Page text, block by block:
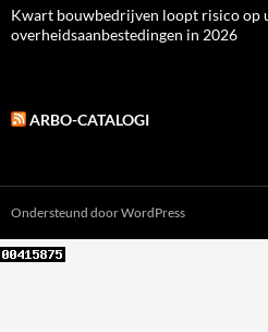
Kwart bouwbedrijven loopt risico op
overheidsaanbestedingen in 2026
ARBO-CATALOGI
Ondersteund door WordPress